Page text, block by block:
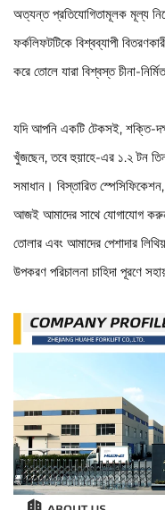
অত্যন্ত প্রতিযোগিতামূলক মূল্য
ফর্কলিফটটিকে বিশ্বব্যাপী
করে তোলে যারা বিশ্বস্ত চীনা-
যদি আপনি একটি টেকসই, শক্তি-
খুঁজছেন, তবে হুয়াহে-এর ১.২ টন
সমাধান। বিস্তারিত
আজই আমাদের সাথে যোগাযোগ
তোলার এবং আমাদের পেশাদার
উপকরণ পরিচালনা চাহিদা পূরণে